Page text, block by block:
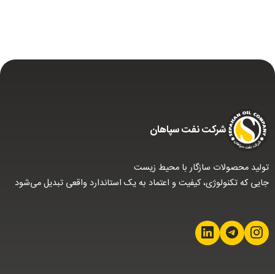
شركت نفت سپاهان
تولید محصولات سازگار با محیط زیست
جایی که تکنولوژی، کیفیت و اعتماد به یک استاندارد واقعی تبدیل می‌شود